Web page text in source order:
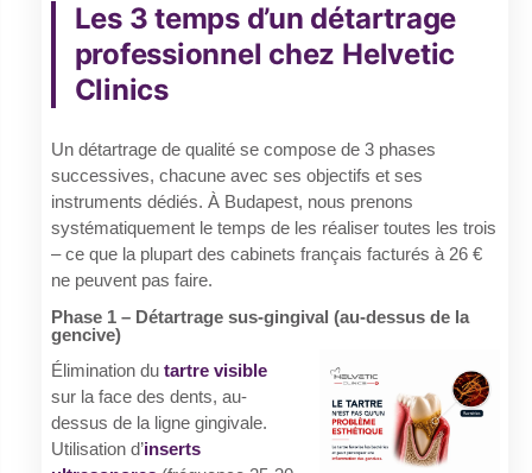
Les 3 temps d’un détartrage
professionnel chez Helvetic
Clinics
Un détartrage de qualité se compose de 3 phases
successives, chacune avec ses objectifs et ses
instruments dédiés. À Budapest, nous prenons
systématiquement le temps de les réaliser toutes les trois
– ce que la plupart des cabinets français facturés à 26 €
ne peuvent pas faire.
Phase 1 – Détartrage sus-gingival (au-dessus de la
gencive)
Élimination du tartre visible
sur la face des dents, au-
dessus de la ligne gingivale.
Utilisation d’inserts